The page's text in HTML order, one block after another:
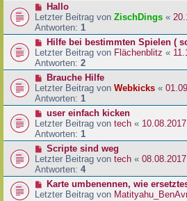
Hallo
Letzter Beitrag von ZischDings «
Antworten: 1
Hilfe bei bestimmten Spielen (
Letzter Beitrag von Flächenblitz «
Antworten: 2
Brauche Hilfe
Letzter Beitrag von Webkicks «
Antworten: 1
user einfach kicken
Letzter Beitrag von tech «
Antworten: 1
Scripte sind weg
Letzter Beitrag von tech «
Antworten: 4
Karte umbenennen, wie
Letzter Beitrag von